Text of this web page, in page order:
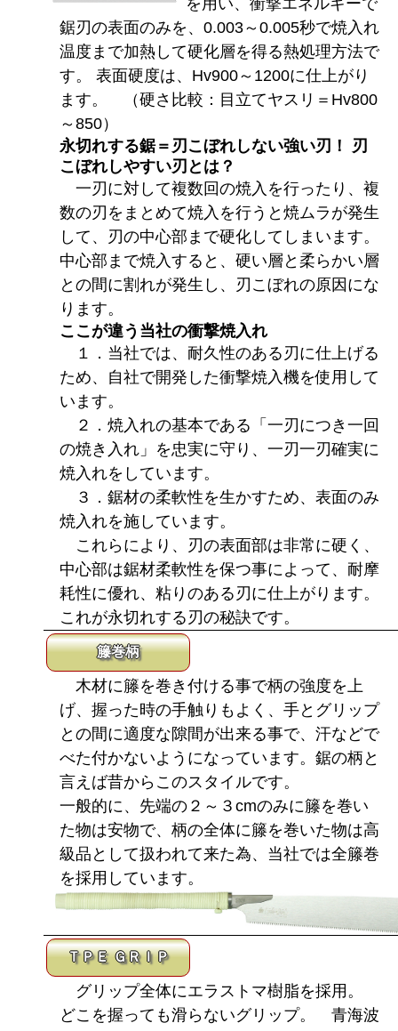
を用い、衝撃エネルギーで
鋸刃の表面のみを、0.003～0.005秒で焼入れ
温度まで加熱して硬化層を得る熱処理方法で
す。 表面硬度は、Hv900～1200に仕上がり
ます。 （硬さ比較：目立てヤスリ＝Hv800
～850）
永切れする鋸＝刃こぼれしない強い刃！ 刃
こぼれしやすい刃とは？
一刃に対して複数回の焼入を行ったり、複
数の刃をまとめて焼入を行うと焼ムラが発生
して、刃の中心部まで硬化してしまいます。
中心部まで焼入すると、硬い層と柔らかい層
との間に割れが発生し、刃こぼれの原因にな
ります。
ここが違う当社の衝撃焼入れ
１．当社では、耐久性のある刃に仕上げる
ため、自社で開発した衝撃焼入機を使用して
います。
２．焼入れの基本である「一刃につき一回
の焼き入れ」を忠実に守り、一刃一刃確実に
焼入れをしています。
３．鋸材の柔軟性を生かすため、表面のみ
焼入れを施しています。
これらにより、刃の表面部は非常に硬く、
中心部は鋸材柔軟性を保つ事によって、耐摩
耗性に優れ、粘りのある刃に仕上がります。
これが永切れする刃の秘訣です。
籐巻柄
木材に籐を巻き付ける事で柄の強度を上
げ、握った時の手触りもよく、手とグリップ
との間に適度な隙間が出来る事で、汗などで
べた付かないようになっています。鋸の柄と
言えば昔からこのスタイルです。
一般的に、先端の２～３cmのみに籐を巻い
た物は安物で、柄の全体に籐を巻いた物は高
級品として扱われて来た為、当社では全籐巻
を採用しています。
ＴＰＥ ＧＲＩＰ
グリップ全体にエラストマ樹脂を採用。
どこを握っても滑らないグリップ。 青海波